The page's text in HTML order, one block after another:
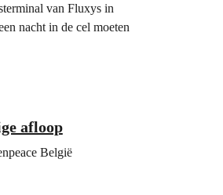
van Fluxys in
nacht in de cel moeten
afloop
België